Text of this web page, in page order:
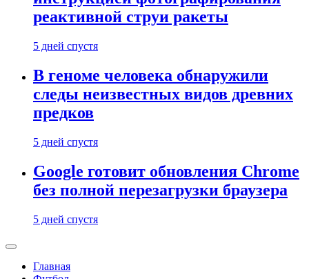
реактивной струи ракеты
5 дней спустя
В геноме человека обнаружили
следы неизвестных видов древних
предков
5 дней спустя
Google готовит обновления Chrome
без полной перезагрузки браузера
5 дней спустя
Главная